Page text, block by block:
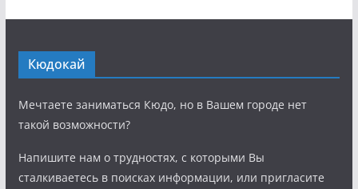
Кюдокай
Мечтаете заниматься Кюдо, но в Вашем городе нет
такой возможности?
Напишите нам о трудностях, с которыми Вы
сталкиваетесь в поисках информации, или пригласите